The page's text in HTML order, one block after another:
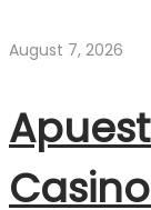
August 7, 2026